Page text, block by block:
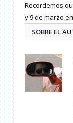
Recordemos
y 9 de marzo
SOBRE EL